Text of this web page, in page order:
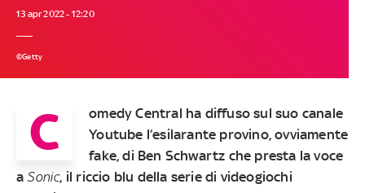
13 apr 2022 - 12:20
©Getty
C
omedy Central ha diffuso sul suo canale
Youtube l’esilarante provino, ovviamente
fake, di Ben Schwartz che presta la voce
aSonic, il riccio blu della serie di videogiochi